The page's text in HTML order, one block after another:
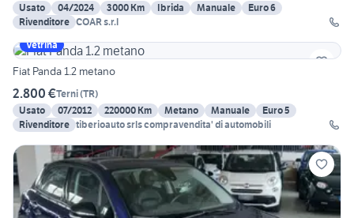
Usato
04/2024 3000 Km Ibrida Manuale
Euro 6
Rivenditore COAR s.r.l
Vetrina
Fiat Panda 1.2 metano
2.800 €Terni(TR)
Usato
07/2012 220000 Km Metano Manuale
Euro 5
Rivenditore tiberioauto srls compravendita' di automobili